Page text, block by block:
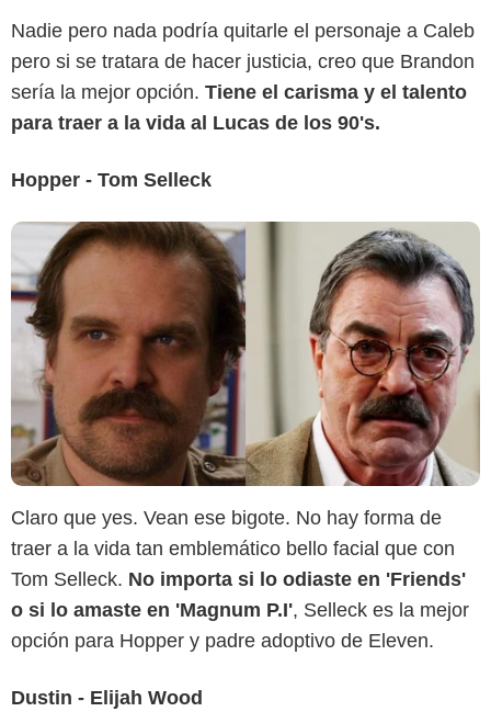
Nadie pero nada podría quitarle el personaje a Caleb
pero si se tratara de hacer justicia, creo que Brandon
sería la mejor opción. Tiene el carisma y el talento
para traer a la vida al Lucas de los 90's.
Hopper - Tom Selleck
Claro que yes. Vean ese bigote. No hay forma de
traer a la vida tan emblemático bello facial que con
Tom Selleck. No importa si lo odiaste en 'Friends'
o si lo amaste en 'Magnum P.I', Selleck es la mejor
opción para Hopper y padre adoptivo de Eleven.
Dustin - Elijah Wood
Sensacine